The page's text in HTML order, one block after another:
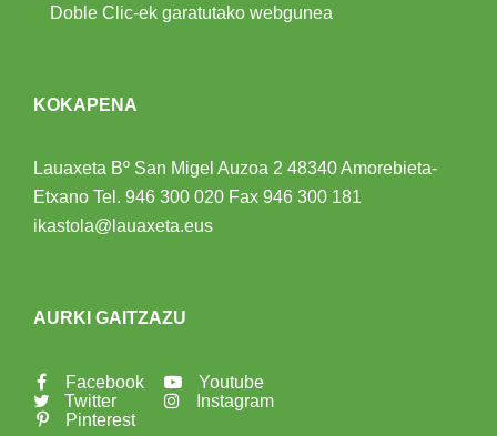
Doble Clic-ek garatutako webgunea
KOKAPENA
Lauaxeta Bº San Migel Auzoa 2 48340 Amorebieta-
Etxano Tel. 946 300 020 Fax 946 300 181
ikastola@lauaxeta.eus
AURKI GAITZAZU
Facebook
Twitter
Pinterest
Youtube
Instagram